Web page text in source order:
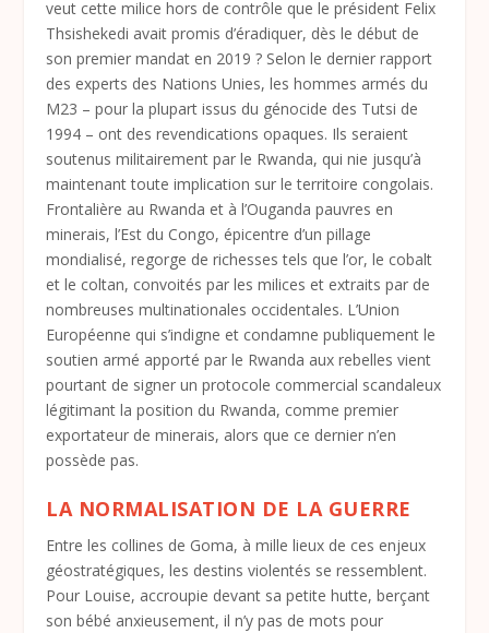
veut cette milice hors de contrôle que le président Felix
Thsishekedi avait promis d’éradiquer, dès le début de
son premier mandat en 2019 ? Selon le dernier rapport
des experts des Nations Unies, les hommes armés du
M23 – pour la plupart issus du génocide des Tutsi de
1994 – ont des revendications opaques. Ils seraient
soutenus militairement par le Rwanda, qui nie jusqu’à
maintenant toute implication sur le territoire congolais.
Frontalière au Rwanda et à l’Ouganda pauvres en
minerais, l’Est du Congo, épicentre d’un pillage
mondialisé, regorge de richesses tels que l’or, le cobalt
et le coltan, convoités par les milices et extraits par de
nombreuses multinationales occidentales. L’Union
Européenne qui s’indigne et condamne publiquement le
soutien armé apporté par le Rwanda aux rebelles vient
pourtant de signer un protocole commercial scandaleux
légitimant la position du Rwanda, comme premier
exportateur de minerais, alors que ce dernier n’en
possède pas.
LA NORMALISATION DE LA GUERRE
Entre les collines de Goma, à mille lieux de ces enjeux
géostratégiques, les destins violentés se ressemblent.
Pour Louise, accroupie devant sa petite hutte, berçant
son bébé anxieusement, il n’y pas de mots pour